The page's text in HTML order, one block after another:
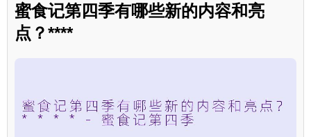
蜜食记第四季有哪些新的内容和亮
点？****